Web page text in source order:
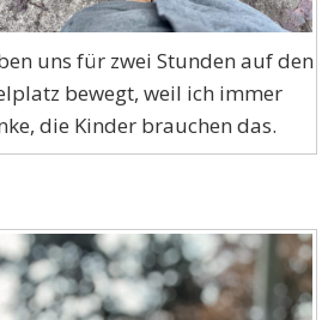
uns für zwei Stunden auf den
bewegt, weil ich immer
die Kinder brauchen das.